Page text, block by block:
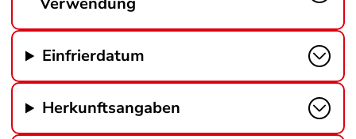
Einfrierdatum
Herkunftsangaben